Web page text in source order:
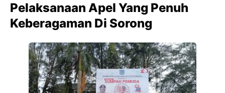
Pelaksanaan Apel Yang Penuh
Keberagaman Di Sorong